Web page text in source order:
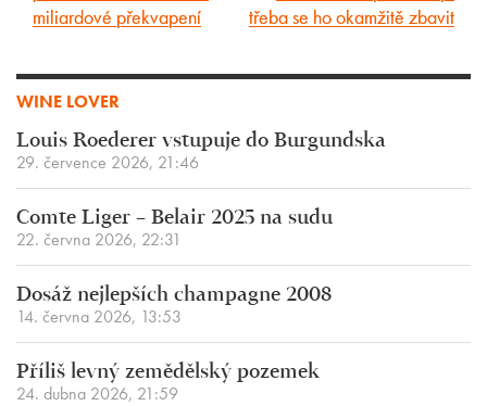
miliardové překvapení
třeba se ho okamžitě zbavit
WINE LOVER
Louis Roederer vstupuje do Burgundska
29. července 2026, 21:46
Comte Liger – Belair 2025 na sudu
22. června 2026, 22:31
Dosáž nejlepších champagne 2008
14. června 2026, 13:53
Příliš levný zemědělský pozemek
24. dubna 2026, 21:59